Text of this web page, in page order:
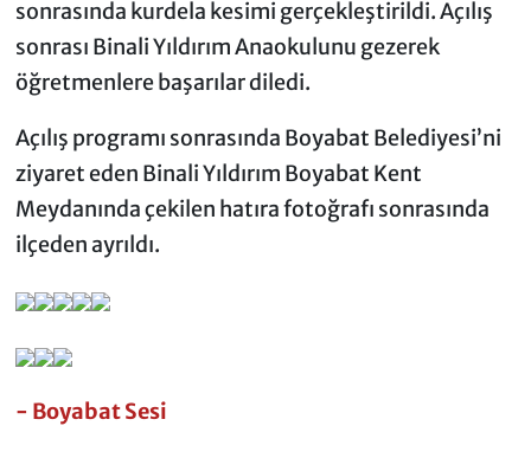
sonrasında kurdela kesimi gerçekleştirildi. Açılış
sonrası Binali Yıldırım Anaokulunu gezerek
öğretmenlere başarılar diledi.
Açılış programı sonrasında Boyabat Belediyesi’ni
ziyaret eden Binali Yıldırım Boyabat Kent
Meydanında çekilen hatıra fotoğrafı sonrasında
ilçeden ayrıldı.
- Boyabat Sesi